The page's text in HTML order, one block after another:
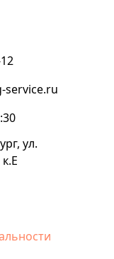
service.ru
ул.